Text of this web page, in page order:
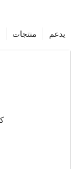
يدعم منتجات